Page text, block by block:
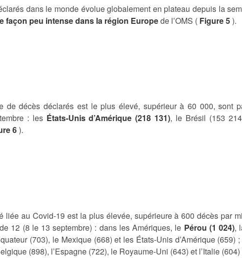
dans le monde évolue globalement en plateau depuis la
façon peu intense dans la région Europede l’OMS ( Figure 5).
de décès déclarés est le plus élevé, supérieur à 60 000, sont
: les États-Unis d’Amérique (218 131), le Brésil (153
6).
liée au Covid-19 est la plus élevée, supérieure à 600 décès par
12 (8 le 13 septembre) : dans les Amériques, le Pérou (1 024),
(703), le Mexique (668) et les États-Unis d’Amérique (659)
(898), l’Espagne (722), le Royaume-Uni (643) et l’Italie (604)